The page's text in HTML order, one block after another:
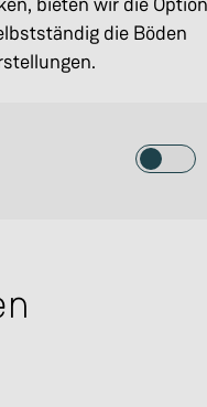
die Böden
Toggle